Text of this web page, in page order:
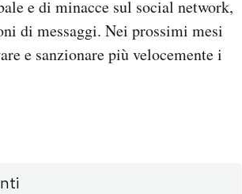
e di minacce sul social network,
di messaggi. Nei prossimi mesi
e sanzionare più velocemente i